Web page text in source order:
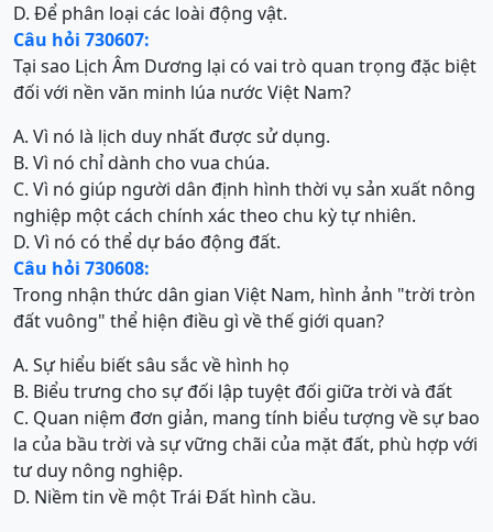
D. Để phân loại các loài động vật.
Câu hỏi 730607:
Tại sao Lịch Âm Dương lại có vai trò quan trọng đặc biệt
đối với nền văn minh lúa nước Việt Nam?
A. Vì nó là lịch duy nhất được sử dụng.
B. Vì nó chỉ dành cho vua chúa.
C. Vì nó giúp người dân định hình thời vụ sản xuất nông
nghiệp một cách chính xác theo chu kỳ tự nhiên.
D. Vì nó có thể dự báo động đất.
Câu hỏi 730608:
Trong nhận thức dân gian Việt Nam, hình ảnh "trời tròn
đất vuông" thể hiện điều gì về thế giới quan?
A. Sự hiểu biết sâu sắc về hình họ
B. Biểu trưng cho sự đối lập tuyệt đối giữa trời và đất
C. Quan niệm đơn giản, mang tính biểu tượng về sự bao
la của bầu trời và sự vững chãi của mặt đất, phù hợp với
tư duy nông nghiệp.
D. Niềm tin về một Trái Đất hình cầu.